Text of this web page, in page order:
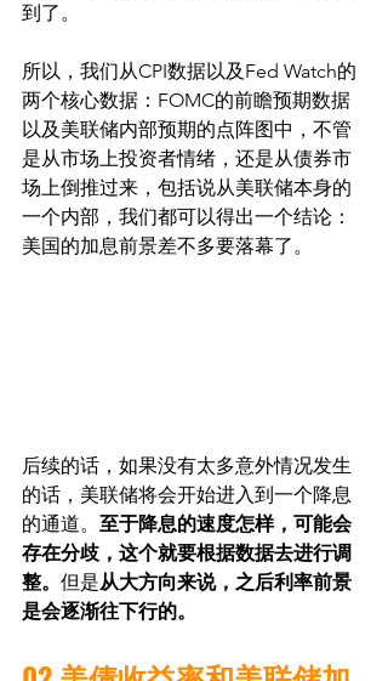
到了。
所以，我们从CPI数据以及Fed Watch的
两个核心数据：FOMC的前瞻预期数据
以及美联储内部预期的点阵图中，不管
是从市场上投资者情绪，还是从债券市
场上倒推过来，包括说从美联储本身的
一个内部，我们都可以得出一个结论：
美国的加息前景差不多要落幕了。
后续的话，如果没有太多意外情况发生
的话，美联储将会开始进入到一个降息
的通道。 至于降息的速度怎样，可能会
存在分歧，这个就要根据数据去进行调
整。 但是从大方向来说，之后利率前景
是会逐渐往下行的。